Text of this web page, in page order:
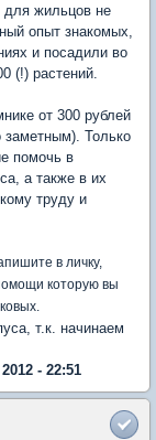
для жильцов не
опыт знакомых,
и посадили во
(!) растений.
от 300 рублей
Только
помочь в
а также в их
труду и
в личку,
которую вы
т.к. начинаем
- 22:51